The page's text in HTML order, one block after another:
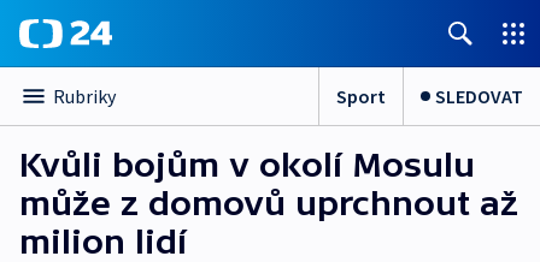
Rubriky Sport SLEDOVAT
Kvůli bojům v okolí Mosulu
může z domovů uprchnout až
milion lidí